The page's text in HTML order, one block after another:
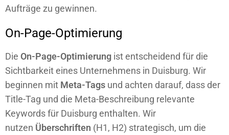
Aufträge zu gewinnen.
On-Page-Optimierung
Die On-Page-Optimierung ist entscheidend für die
Sichtbarkeit eines Unternehmens in Duisburg. Wir
beginnen mit Meta-Tags und achten darauf, dass der
Title-Tag und die Meta-Beschreibung relevante
Keywords für Duisburg enthalten. Wir
nutzen Überschriften (H1, H2) strategisch, um die